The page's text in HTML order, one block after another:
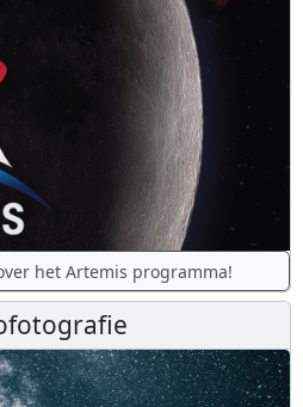
het Artemis programma!